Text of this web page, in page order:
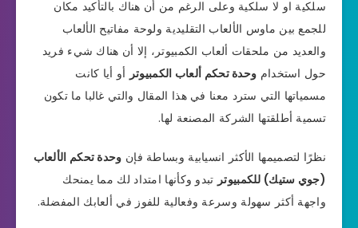
سلكية او لا سلكية وعلى الرغم من أن هناك بالتأكيد مكان
للجمع بين ماوس الألعاب التقليدية ولوحة مفاتيح الألعاب
والعديد من ملحقات ألعاب الكمبيوتر، إلا أن هناك شيء فريد
حول استخدام وحدة تحكم ألعاب الكمبيوتر أو أيا كانت
مسمياتها التي سترد معنا في هذا المقال والتي غالبا ما تكون
تسمية أطلقتها الشركة المصنعة لها.
نظرًا لتصميمها الأكثر انسيابية وبساطة فإن وحدة تحكم الألعاب
(جوي ستيك) للكمبيوتر تبدو وكأنها امتداد لك مما يمنحك
واجهة أكثر سهولة وسرعة وفعالية للفوز في ألعابك المفضلة.